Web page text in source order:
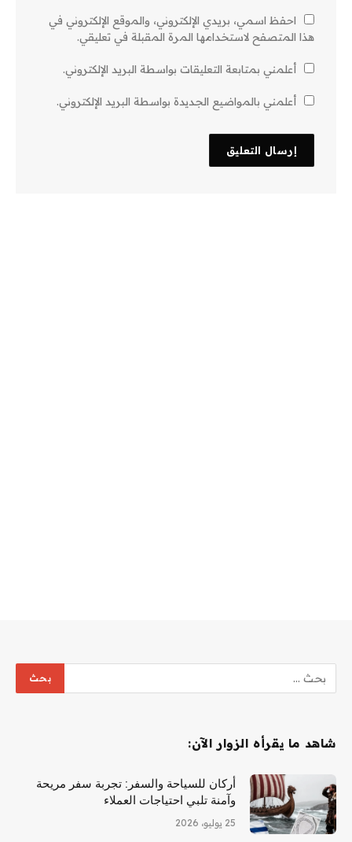
احفظ اسمي، بريدي الإلكتروني، والموقع الإلكتروني في
هذا المتصفح لاستخدامها المرة المقبلة في تعليقي.
أعلمني بمتابعة التعليقات بواسطة البريد الإلكتروني.
أعلمني بالمواضيع الجديدة بواسطة البريد الإلكتروني.
شاهد ما يقرأه الزوار الآن:
أركان للسياحة والسفر: تجربة سفر مريحة
وآمنة تلبي احتياجات العملاء
25 يوليو، 2026